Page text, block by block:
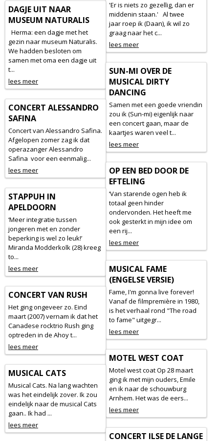
'Er is niets zo gezellig, dan er
middenin staan.' Al twee
jaar roep ik (Daan), ik wil zo
graag naar het c...
lees meer
DAGJE UIT NAAR
MUSEUM NATURALIS
Herma: een dagje met het
gezin naar museum Naturalis.
We hadden besloten om
samen met oma een dagje uit
t...
lees meer
SUN-MI OVER DE
MUSICAL DIRTY
DANCING
Samen met een goede vriendin
zou ik (Sun-mi) eigenlijk naar
een concert gaan, maar de
kaartjes waren veel t...
lees meer
CONCERT ALESSANDRO
SAFINA
Concert van Alessandro Safina.
Afgelopen zomer zag ik dat
operazanger Alessandro
Safina voor een eenmalig...
lees meer
OP EEN BED DOOR DE
EFTELING
‘Van starende ogen heb ik
totaal geen hinder
ondervonden. Het heeft me
ook gesterkt in mijn idee om
een rij...
lees meer
STAPPUH IN
APELDOORN
‘Meer integratie tussen
jongeren met en zonder
beperking is wel zo leuk!’
Miranda Modderkolk (28) kreeg
to...
lees meer
MUSICAL FAME
(ENGELSE VERSIE)
Fame, I'm gonna live forever!
Vanaf de filmpremière in 1980,
is het verhaal rond "The road
to fame" uitgegr...
lees meer
CONCERT VAN RUSH
Het ging ongeveer zo. Eind
maart (2007) vernam ik dat het
Canadese rocktrio Rush ging
optreden in de Ahoy t...
lees meer
MOTEL WEST COAT
Motel west coat Op 28 maart
ging ik met mijn ouders, Emile
en ik naar de schouwburg
Arnhem. Het was de eers...
lees meer
MUSICAL CATS
Musical Cats. Na lang wachten
was het eindelijk zover. Ik zou
eindelijk naar de musical Cats
gaan.. Ik had ...
lees meer
CONCERT ILSE DE LANGE